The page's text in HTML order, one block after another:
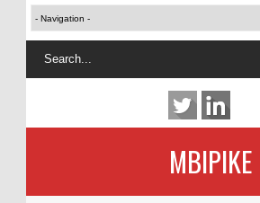
MBIPIKE